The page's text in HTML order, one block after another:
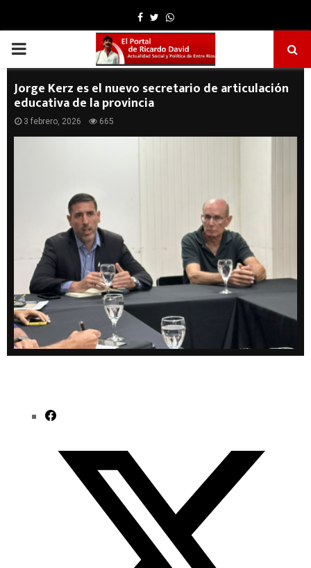
Facebook
TwitterWhatsapp
PRIMARY
MENU
Jorge Kerz es el nuevo secretario de articulación
educativa de la provincia
3 febrero, 2026 665